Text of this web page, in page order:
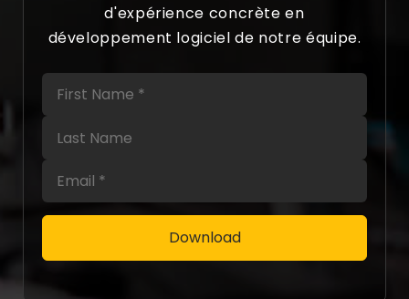
d'expérience concrète en
développement logiciel de notre équipe.
Email